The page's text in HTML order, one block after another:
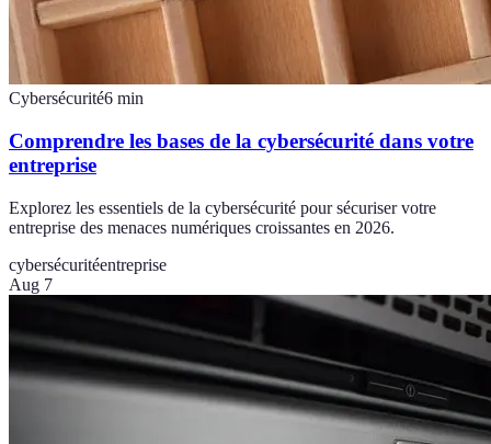
Cybersécurité6 min
Comprendre les bases de la cybersécurité dans votre
entreprise
Explorez les essentiels de la cybersécurité pour sécuriser votre
entreprise des menaces numériques croissantes en 2026.
cybersécuritéentreprise
Aug 7